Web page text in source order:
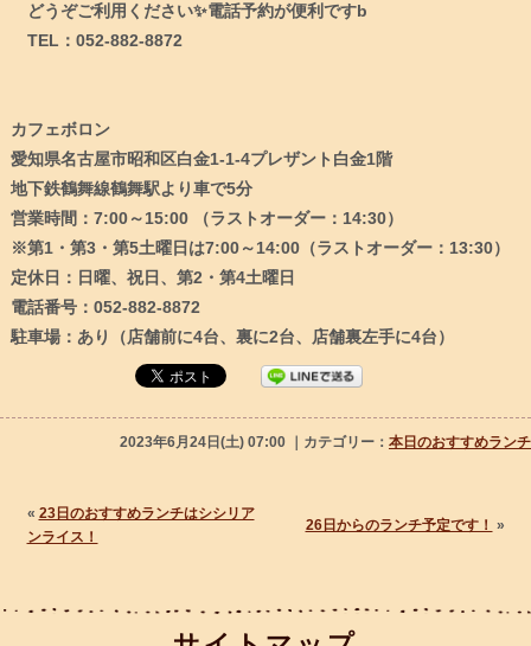
どうぞご利用ください✨電話予約が便利ですb
TEL：052-882-8872
カフェボロン
愛知県名古屋市昭和区白金1-1-4プレザント白金1階
地下鉄鶴舞線鶴舞駅より車で5分
営業時間：7:00～15:00 （ラストオーダー：14:30）
※第1・第3・第5土曜日は7:00～14:00（ラストオーダー：13:30）
定休日：日曜、祝日、第2・第4土曜日
電話番号：052-882-8872
駐車場：あり（店舗前に4台、裏に2台、店舗裏左手に4台）
2023年6月24日(土) 07:00 ｜カテゴリー： 本日のおすすめランチ
« 23日のおすすめランチはシシリア
ンライス！
26日からのランチ予定です！ »